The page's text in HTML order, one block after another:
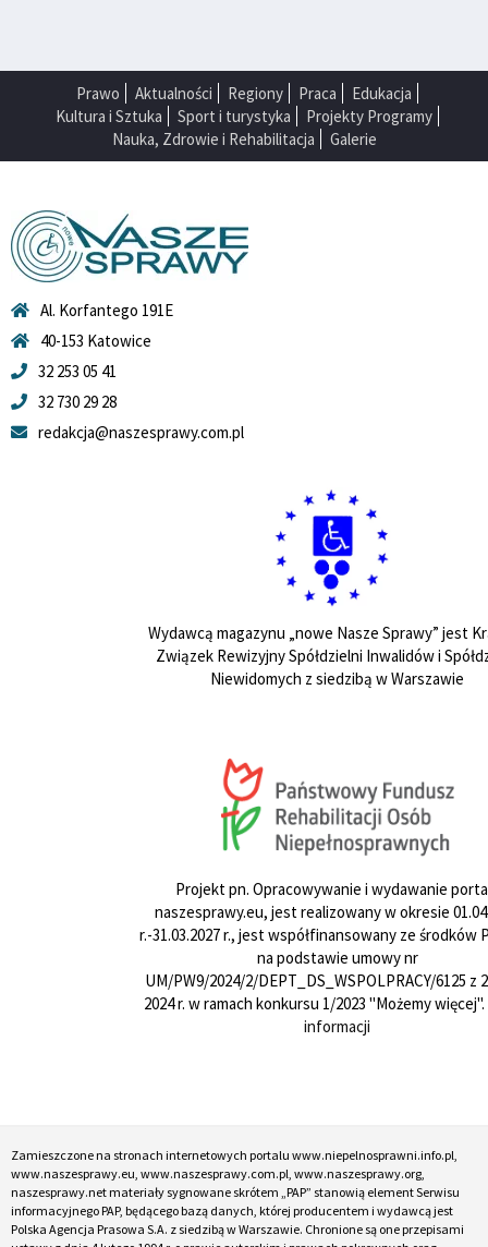
Prawo Aktualności Regiony Praca
Edukacja
Kultura i Sztuka
Sport i turystyka
Projekty Programy
Nauka, Zdrowie i Rehabilitacja
Galerie
Al. Korfantego 191E
40-153 Katowice
32 253 05 41
32 730 29 28
redakcja@naszesprawy.com.pl
Wydawcą magazynu „nowe Nasze Sprawy” jest
Związek Rewizyjny Spółdzielni Inwalidów i
Niewidomych z siedzibą w Warszawie
Projekt pn. Opracowywanie i wydawanie
naszesprawy.eu, jest realizowany w okresie
r.-31.03.2027 r., jest współfinansowany ze środków
na podstawie umowy nr
UM/PW9/2024/2/DEPT_DS_WSPOLPRACY/6125 z
2024 r. w ramach konkursu 1/2023 "Możemy więcej".
informacji
Zamieszczone na stronach internetowych portalu www.niepelnosprawni.info.pl,
www.naszesprawy.eu, www.naszesprawy.com.pl, www.naszesprawy.org,
naszesprawy.net materiały sygnowane skrótem „PAP” stanowią element Serwisu
informacyjnego PAP, będącego bazą danych, której producentem i wydawcą jest
Polska Agencja Prasowa S.A. z siedzibą w Warszawie. Chronione są one przepisami